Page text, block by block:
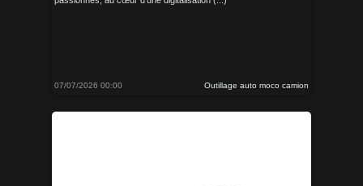
07/07/2026 00:00 Outillage auto moco camion